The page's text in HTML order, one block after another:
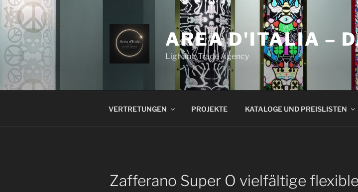
Zum
Inhalt
springen
AREA D'ITALIA –
Lighting Trade Agency
VERTRETUNGEN PROJEKTE KATALOGE UND PREISLISTEN
Zafferano Super O vielfältige flexible